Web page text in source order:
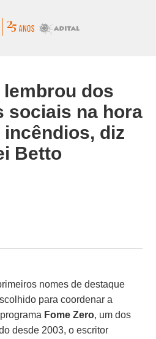
lembrou dos
sociais na hora
incêndios, diz
Betto
nomes de destaque
para coordenar a
Fome Zero, um dos
desde 2003, o escritor